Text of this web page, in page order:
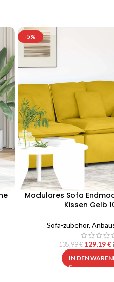
-5%
Modulares Sofa
Kissen Gelb
Sofa-zubehör,
135,99€ 129,19€
IN DEN